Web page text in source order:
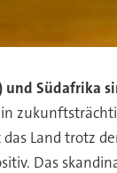
Land trotz
Das